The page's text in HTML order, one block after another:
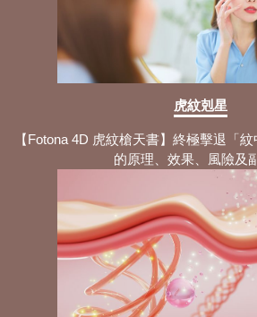
虎紋剋星
【Fotona 4D 虎紋槍天書】終極擊退「
的原理、效果、風險及